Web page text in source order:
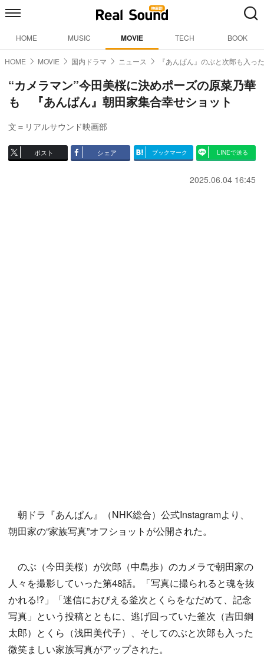
HOME MUSIC MOVIE TECH BOOK
HOME MOVIE 国内ドラマ ニュース 『あんぱん』のぶと次郎も入っ
“カメラマン”今田美桜に決めポーズの原菜乃華
も 『あんぱん』朝田家集合幸せショット
文＝リアルサウンド映画部
ポスト シェア ブックマーク LINEで送る
2025.06.04 16:45
朝ドラ『あんぱん』（NHK総合）公式Instagramより、
朝田家の“家族写真”オフショットが公開された。
のぶ（今田美桜）が次郎（中島歩）のカメラで朝田家の
人々を撮影していった第48話。「写真に撮られると魂を抜
かれる!?」「迷信におびえる釜次とくらをなだめて、記念
写真」という投稿とともに、逃げ回っていた釜次（吉田鋼
太郎）とくら（浅田美代子）、そしてのぶと次郎も入った
微笑ましい家族写真がアップされた。